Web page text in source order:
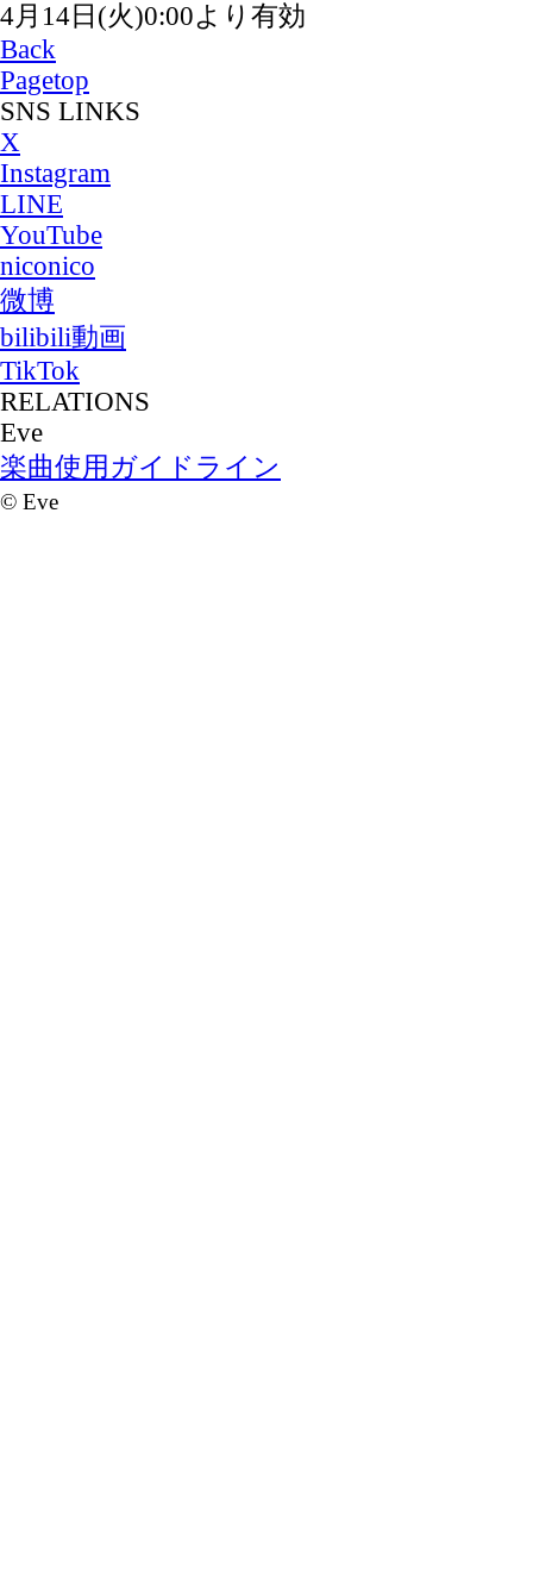
4月14日(火)0:00より有効
Back
Pagetop
SNS LINKS
X
Instagram
LINE
YouTube
niconico
微博
bilibili動画
TikTok
RELATIONS
Eve
楽曲使用ガイドライン
© Eve